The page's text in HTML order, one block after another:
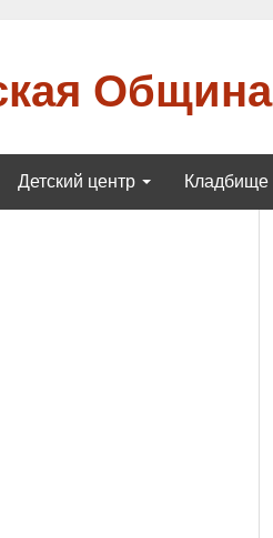
Община
Детский центр Кладбище